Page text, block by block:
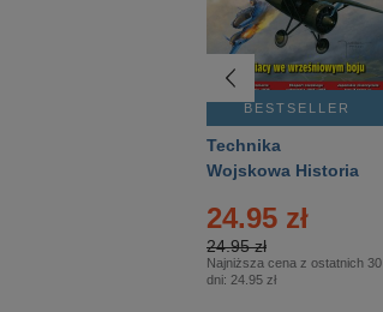
BESTSELLER
Technika
Wojskowa Historia
24.95 zł
24.95 zł
Najniższa cena z ostatnich 30
dni: 24.95 zł